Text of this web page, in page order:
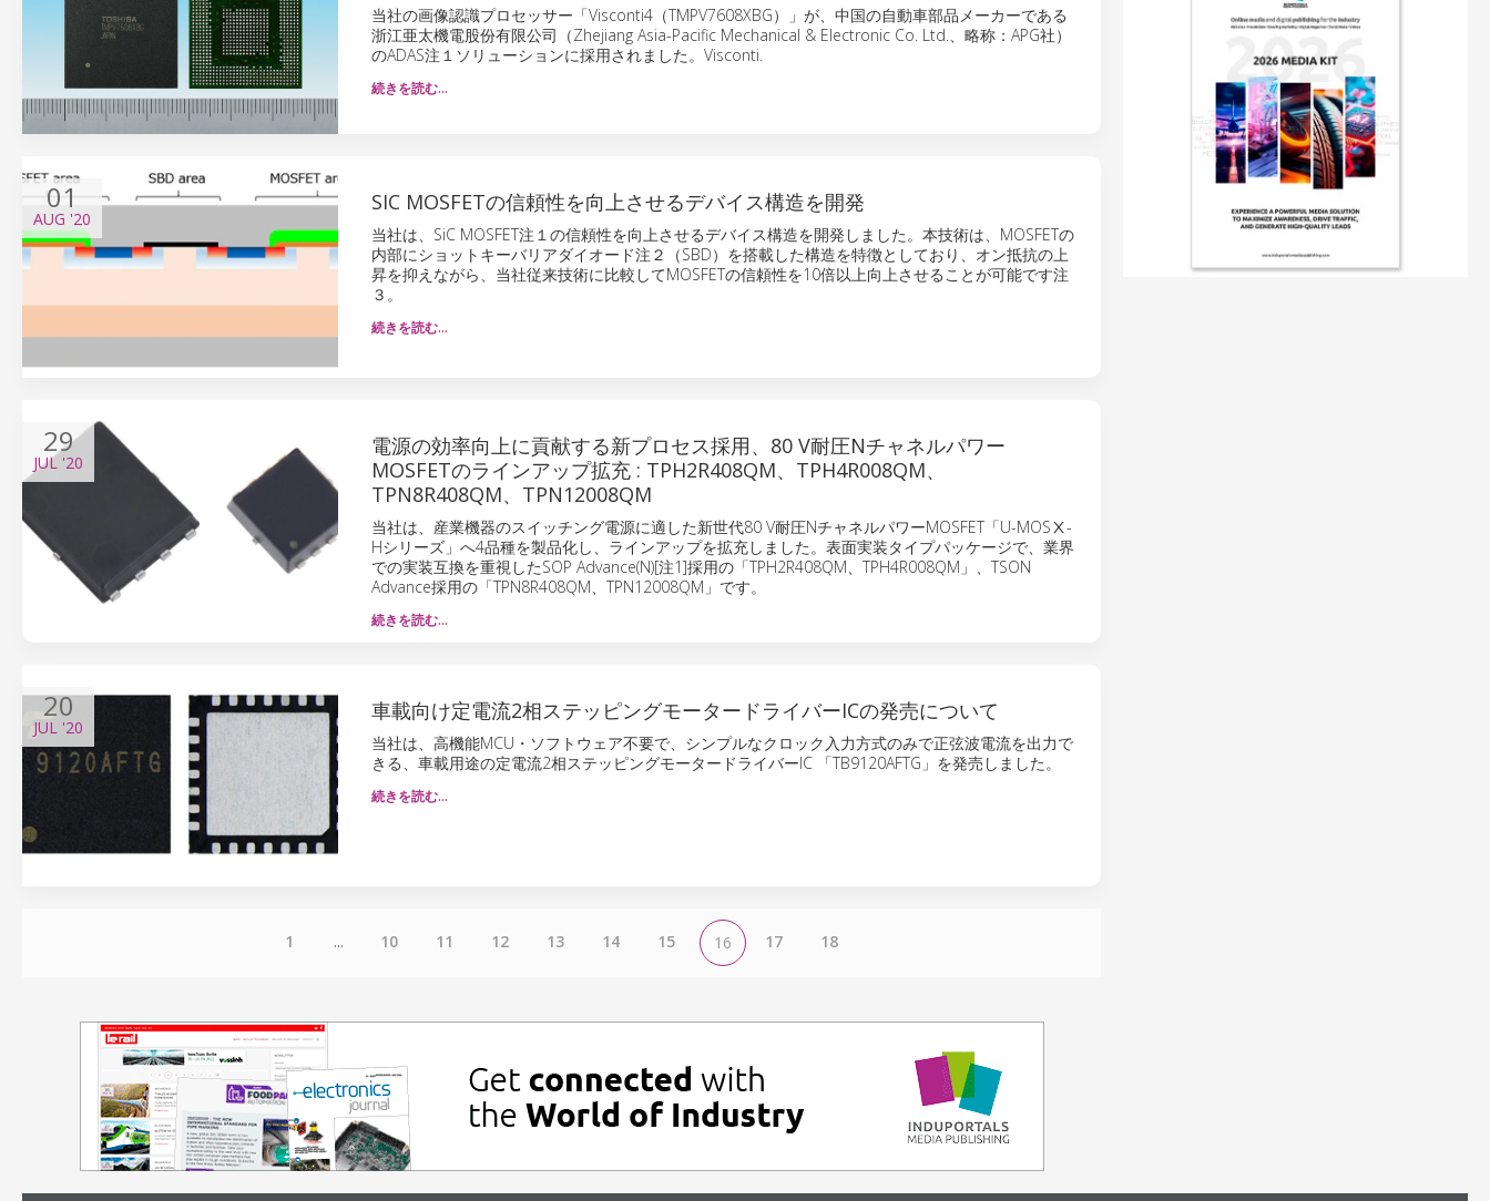
当社の画像認識プロセッサー「Visconti4（TMPV7608XBG）」が、中国の自動車部品メーカーである
浙江亜太機電股份有限公司（Zhejiang Asia-Pacific Mechanical & Electronic Co. Ltd.、略称：APG社）
のADAS注１ソリューションに採用されました。Visconti.
続きを読む…
01
AUG '20
SIC MOSFETの信頼性を向上させるデバイス構造を開発
当社は、SiC MOSFET注１の信頼性を向上させるデバイス構造を開発しました。本技術は、MOSFETの
内部にショットキーバリアダイオード注２（SBD）を搭載した構造を特徴としており、オン抵抗の上
昇を抑えながら、当社従来技術に比較してMOSFETの信頼性を10倍以上向上させることが可能です注
３。
続きを読む…
29
JUL '20
電源の効率向上に貢献する新プロセス採用、80 V耐圧Nチャネルパワー
MOSFETのラインアップ拡充 : TPH2R408QM、TPH4R008QM、
TPN8R408QM、TPN12008QM
当社は、産業機器のスイッチング電源に適した新世代80 V耐圧NチャネルパワーMOSFET「U-MOSⅩ-
Hシリーズ」へ4品種を製品化し、ラインアップを拡充しました。表面実装タイプパッケージで、業界
での実装互換を重視したSOP Advance(N)[注1]採用の「TPH2R408QM、TPH4R008QM」、TSON
Advance採用の「TPN8R408QM、TPN12008QM」です。
続きを読む…
20
JUL '20
車載向け定電流2相ステッピングモータードライバーICの発売について
当社は、高機能MCU・ソフトウェア不要で、シンプルなクロック入力方式のみで正弦波電流を出力で
きる、車載用途の定電流2相ステッピングモータードライバーIC 「TB9120AFTG」を発売しました。
続きを読む…
1 ... 10 11 12 13 14 15 16 17 18